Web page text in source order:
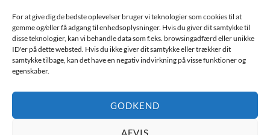
For at give dig de bedste oplevelser bruger vi teknologier som cookies til at
gemme og/eller få adgang til enhedsoplysninger. Hvis du giver dit samtykke til
disse teknologier, kan vi behandle data som f.eks. browsingadfærd eller unikke
ID'er på dette websted. Hvis du ikke giver dit samtykke eller trækker dit
samtykke tilbage, kan det have en negativ indvirkning på visse funktioner og
egenskaber.
GODKEND
AFVIS
Sager for medlemmer
Bestyrelsen
Avisudklip 2026